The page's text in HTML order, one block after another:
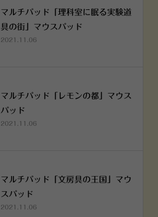
マルチパッド「理科室に眠る実験道
具の街」マウスパッド
2021.11.06
マルチパッド「レモンの都」マウス
パッド
2021.11.06
マルチパッド「文房具の王国」マウ
スパッド
2021.11.06